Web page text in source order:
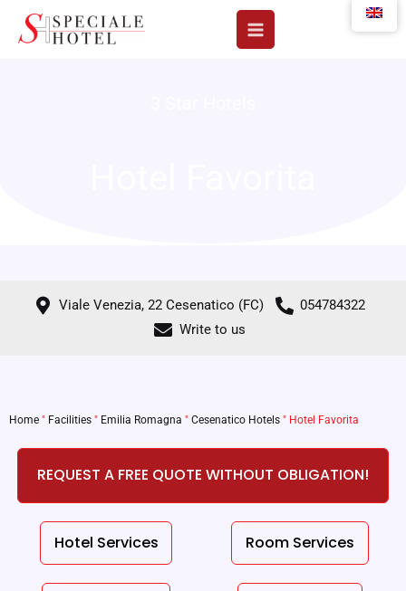
Viale Venezia, 22 Cesenatico (FC)
054784322
Write to us
Home " Facilities " Emilia Romagna " Cesenatico Hotels " Hotel Favorita
REQUEST A FREE QUOTE WITHOUT OBLIGATION!
Hotel Services Room Services